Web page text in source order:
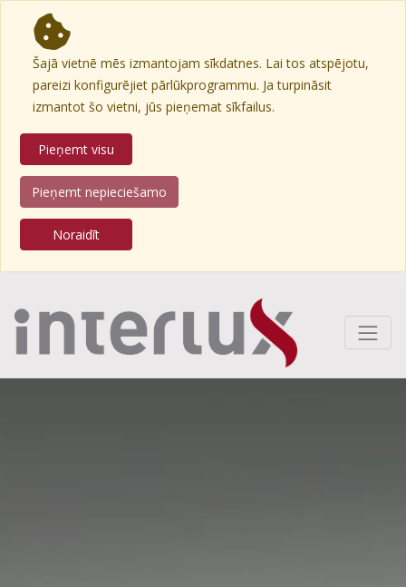
Šajā vietnē mēs izmantojam sīkdatnes. Lai tos atspējotu,
pareizi konfigurējiet pārlūkprogrammu. Ja turpināsit
izmantot šo vietni, jūs pieņemat sīkfailus.
Pieņemt visu
Pieņemt nepieciešamo
Noraidīt